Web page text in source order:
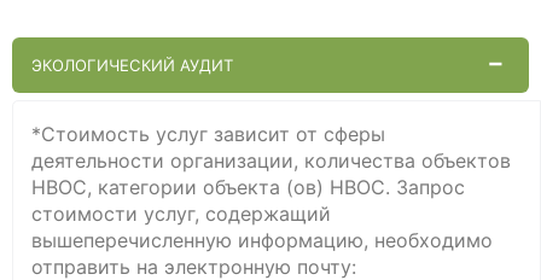
ЭКОЛОГИЧЕСКИЙ АУДИТ
*Стоимость услуг зависит от сферы
деятельности организации, количества объектов
НВОС, категории объекта (ов) НВОС. Запрос
стоимости услуг, содержащий
вышеперечисленную информацию, необходимо
отправить на электроннyю почту: